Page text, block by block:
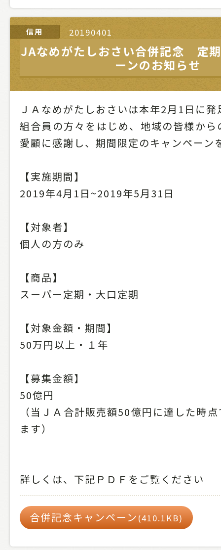
20190401
信用
JAなめがたしおさい合併記念 定
ーンのお知らせ
ＪＡなめがたしおさいは本年2月1日に
組合員の方々をはじめ、地域の皆様か
愛顧に感謝し、期間限定のキャンペーン
【実施期間】
2019年4月1日~2019年5月31日
【対象者】
個人の方のみ
【商品】
スーパー定期・大口定期
【対象金額・期間】
50万円以上・１年
【募集金額】
50億円
（当ＪＡ合計販売額50億円に達した時
ます）
詳しくは、下記ＰＤＦをご覧ください
合併記念キャンペーン(410.1KB)